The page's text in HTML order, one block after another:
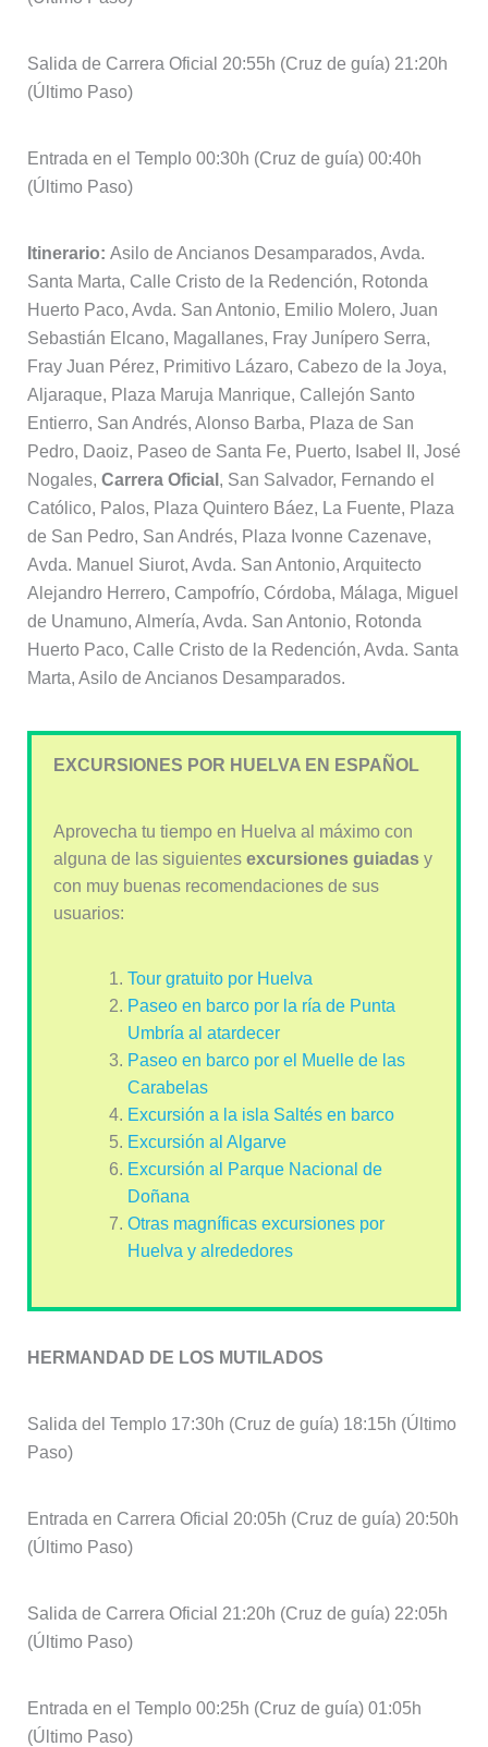
Salida de Carrera Oficial 20:55h (Cruz de guía) 21:20h
(Último Paso)
Entrada en el Templo 00:30h (Cruz de guía) 00:40h
(Último Paso)
Itinerario: Asilo de Ancianos Desamparados, Avda.
Santa Marta, Calle Cristo de la Redención, Rotonda
Huerto Paco, Avda. San Antonio, Emilio Molero, Juan
Sebastián Elcano, Magallanes, Fray Junípero Serra,
Fray Juan Pérez, Primitivo Lázaro, Cabezo de la Joya,
Aljaraque, Plaza Maruja Manrique, Callejón Santo
Entierro, San Andrés, Alonso Barba, Plaza de San
Pedro, Daoiz, Paseo de Santa Fe, Puerto, Isabel II, José
Nogales, Carrera Oficial , San Salvador, Fernando el
Católico, Palos, Plaza Quintero Báez, La Fuente, Plaza
de San Pedro, San Andrés, Plaza Ivonne Cazenave,
Avda. Manuel Siurot, Avda. San Antonio, Arquitecto
Alejandro Herrero, Campofrío, Córdoba, Málaga, Miguel
de Unamuno, Almería, Avda. San Antonio, Rotonda
Huerto Paco, Calle Cristo de la Redención, Avda. Santa
Marta, Asilo de Ancianos Desamparados.
EXCURSIONES POR HUELVA EN ESPAÑOL
Aprovecha tu tiempo en Huelva al máximo con
alguna de las siguientes excursiones guiadasy
con muy buenas recomendaciones de sus
usuarios:
Tour gratuito por Huelva
Paseo en barco por la ría de Punta
Umbría al atardecer
Paseo en barco por el Muelle de las
Carabelas
Excursión a la isla Saltés en barco
Excursión al Algarve
Excursión al Parque Nacional de
Doñana
Otras magníficas excursiones por
Huelva y alrededores
HERMANDAD DE LOS MUTILADOS
Salida del Templo 17:30h (Cruz de guía) 18:15h (Último
Paso)
Entrada en Carrera Oficial 20:05h (Cruz de guía) 20:50h
(Último Paso)
Salida de Carrera Oficial 21:20h (Cruz de guía) 22:05h
(Último Paso)
Entrada en el Templo 00:25h (Cruz de guía) 01:05h
(Último Paso)